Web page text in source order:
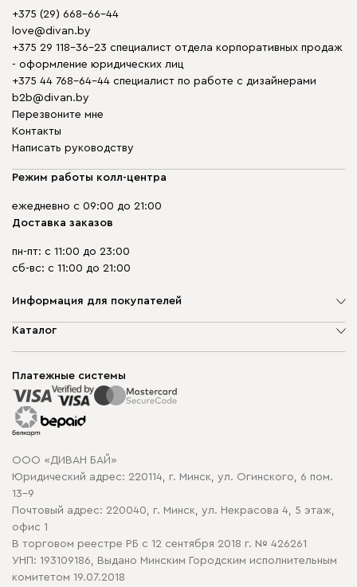
+375 (29) 668-66-44
love@divan.by
+375 29 118-36-23 специалист отдела корпоративных продаж
- оформление юридических лиц
+375 44 768-64-44 специалист по работе с дизайнерами
b2b@divan.by
Перезвоните мне
Контакты
Написать руководству
Режим работы колл-центра
ежедневно с 09:00 до 21:00
Доставка заказов
пн-пт: с 11:00 до 23:00
сб-вс: с 11:00 до 21:00
Информация для покупателей
О компании
Способы оплаты
Рассрочка и кредит
Гарантия
Карта сайта
Политика конфиденциальности
Политика в отношении обработки cookie
Каталог
Корпусная мебель
Распродажа мебели
Платежные системы
ООО «ДИВАН БАЙ»
Юридический адрес: 220114, г. Минск, ул. Огинского, 6 пом.
13-9
Почтовый адрес: 220040, г. Минск, ул. Некрасова 4, 5 этаж,
офис 1
В торговом реестре РБ с 12 сентября 2018 г. № 426261
УНП: 193109186, Выдано Минским Городским исполнительным
комитетом 19.07.2018